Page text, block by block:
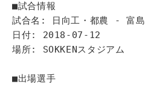
■試合情報
試合名: 日向工・都農 - 富島
日付: 2018-07-12
場所: SOKKENスタジアム
■出場選手